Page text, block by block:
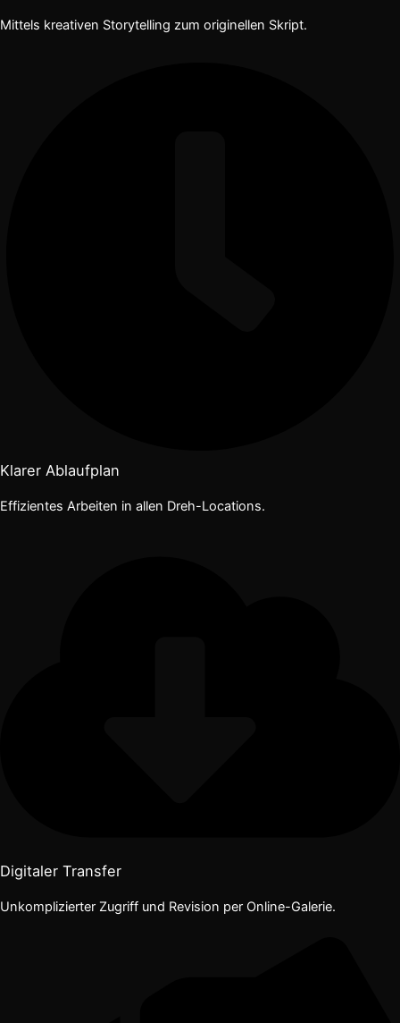
Mittels kreativen Storytelling zum originellen Skript.
Klarer Ablaufplan
Effizientes Arbeiten in allen Dreh-Locations.
Digitaler Transfer
Unkomplizierter Zugriff und Revision per Online-Galerie.